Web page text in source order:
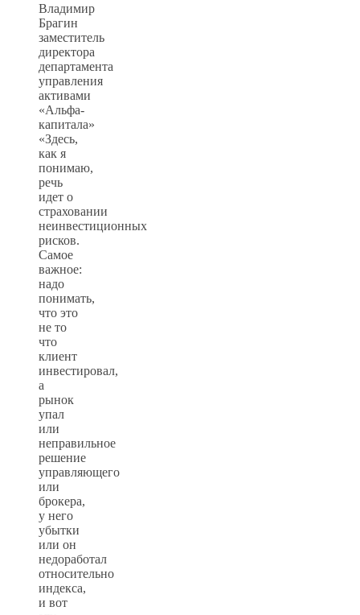
Владимир
Брагин
заместитель
директора
департамента
управления
активами
«Альфа-
капитала»
«Здесь,
как я
понимаю,
речь
идет о
страховании
неинвестиционных
рисков.
Самое
важное:
надо
понимать,
что это
не то
что
клиент
инвестировал,
а
рынок
упал
или
неправильное
решение
управляющего
или
брокера,
у него
убытки
или он
недоработал
относительно
индекса,
и вот